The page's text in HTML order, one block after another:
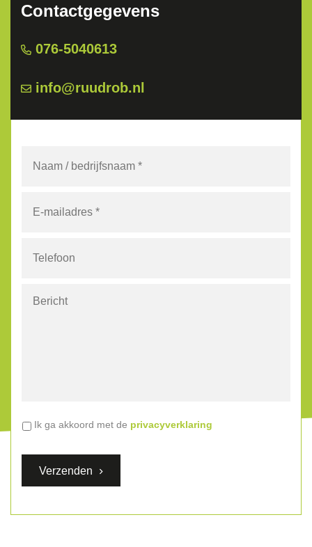
Contactgegevens
076-5040613
info@ruudrob.nl
mailadres *
Algemene
voorwaarden
Ik ga akkoord met de privacyverklaring
Verzenden